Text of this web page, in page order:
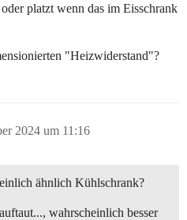
platzt wenn das im Eisschrank
"Heizwiderstand"?
2024 um 11:16
ähnlich Kühlschrank?
wahrscheinlich besser